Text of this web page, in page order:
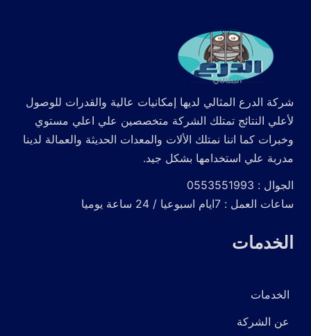
شركة الدرع المثالي لديها إمكانيات عالية والقدرات للوصول
لأعلي النتائج تمتلك الشركة متخصصين علي اعلي مستوي
وخبرات كما اننا نمتلك الألات والمعدات الحديثة والعمالة لدينا
مدربة علي استخدامها بشكل جيد.
الجوال : 0553551993
ساعات العمل : 7ايام اسبوعيا / 24 ساعة يوميا
الخدمات
الخدمات
عن الشركة